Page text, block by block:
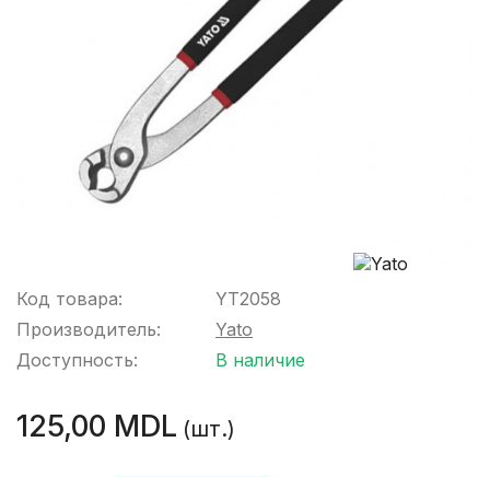
Код товара:
Производитель:
Доступность:
YT2058
Yato
В наличие
125,00 MDL (шт.)